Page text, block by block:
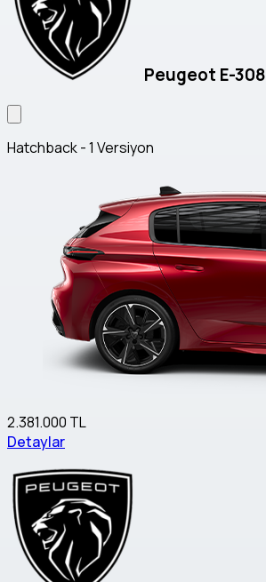
Peugeot E-308
Hatchback - 1 Versiyon
2.381.000 TL
Detaylar